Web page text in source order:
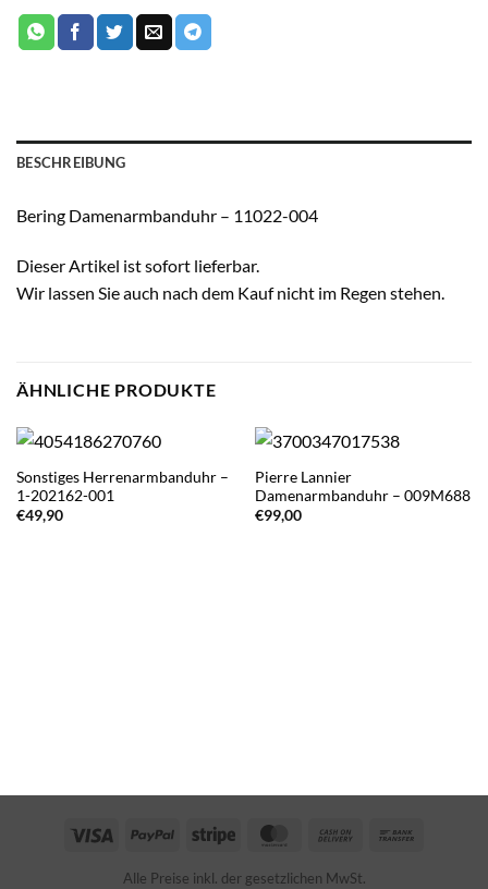
BESCHREIBUNG
Bering Damenarmbanduhr – 11022-004
Dieser Artikel ist sofort lieferbar.
Wir lassen Sie auch nach dem Kauf nicht im Regen stehen.
ÄHNLICHE PRODUKTE
Sonstiges Herrenarmbanduhr –
1-202162-001
€49,90
Pierre Lannier
Damenarmbanduhr – 009M688
€99,00
Visa PayPal Stripe MasterCardCash
Delivery
Alle Preise inkl. der gesetzlichen MwSt.